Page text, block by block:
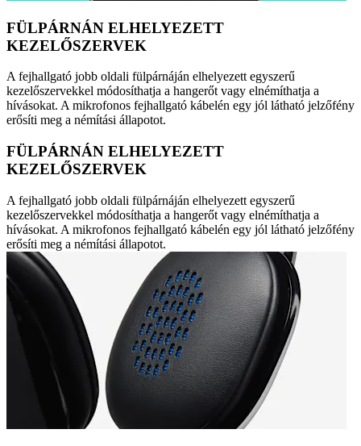
FÜLPÁRNÁN ELHELYEZETT
KEZELŐSZERVEK
A fejhallgató jobb oldali fülpárnáján elhelyezett egyszerű
kezelőszervekkel módosíthatja a hangerőt vagy elnémíthatja a
hívásokat. A mikrofonos fejhallgató kábelén egy jól látható jelzőfény
erősíti meg a némítási állapotot.
FÜLPÁRNÁN ELHELYEZETT
KEZELŐSZERVEK
A fejhallgató jobb oldali fülpárnáján elhelyezett egyszerű
kezelőszervekkel módosíthatja a hangerőt vagy elnémíthatja a
hívásokat. A mikrofonos fejhallgató kábelén egy jól látható jelzőfény
erősíti meg a némítási állapotot.